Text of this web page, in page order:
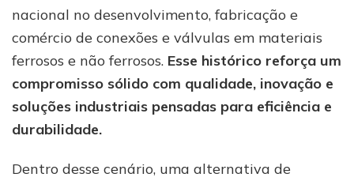
nacional no desenvolvimento, fabricação e
comércio de conexões e válvulas em materiais
ferrosos e não ferrosos. Esse histórico reforça um
compromisso sólido com qualidade, inovação e
soluções industriais pensadas para eficiência e
durabilidade.
Dentro desse cenário, uma alternativa de